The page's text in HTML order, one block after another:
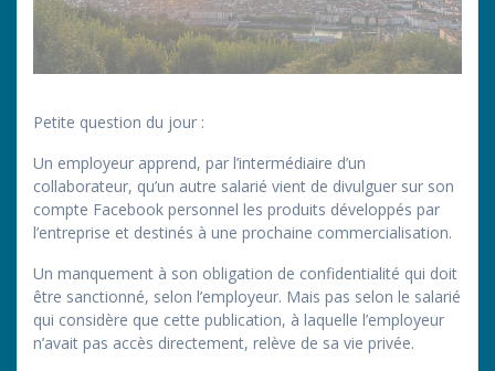
Petite question du jour :
Un employeur apprend, par l’intermédiaire d’un
collaborateur, qu’un autre salarié vient de divulguer sur son
compte Facebook personnel les produits développés par
l’entreprise et destinés à une prochaine commercialisation.
Un manquement à son obligation de confidentialité qui doit
être sanctionné, selon l’employeur. Mais pas selon le salarié
qui considère que cette publication, à laquelle l’employeur
n’avait pas accès directement, relève de sa vie privée.